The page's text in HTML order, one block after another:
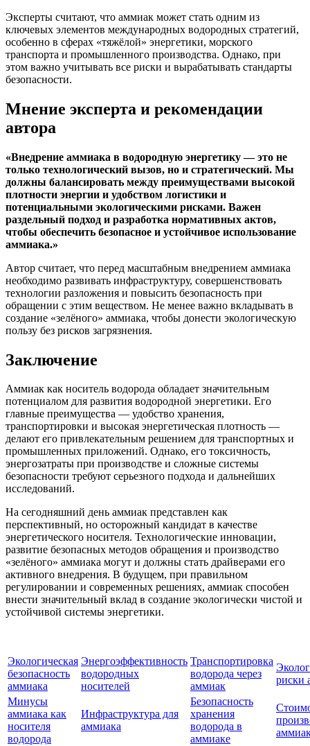
Эксперты считают, что аммиак может стать одним из
ключевых элементов международных водородных стратегий,
особенно в сферах «тяжёлой» энергетики, морского
транспорта и промышленного производства. Однако, при
этом важно учитывать все риски и вырабатывать стандарты
безопасности.
Мнение эксперта и рекомендации
автора
«Внедрение аммиака в водородную энергетику — это не
только технологический вызов, но и стратегический. Мы
должны балансировать между преимуществами высокой
плотности энергии и удобством логистики и
потенциальными экологическими рисками. Важен
раздельный подход и разработка нормативных актов,
чтобы обеспечить безопасное и устойчивое использование
аммиака.»
Автор считает, что перед масштабным внедрением аммиака
необходимо развивать инфраструктуру, совершенствовать
технологии разложения и повысить безопасность при
обращении с этим веществом. Не менее важно вкладывать в
создание «зелёного» аммиака, чтобы донести экологическую
пользу без рисков загрязнения.
Заключение
Аммиак как носитель водорода обладает значительным
потенциалом для развития водородной энергетики. Его
главные преимущества — удобство хранения,
транспортировки и высокая энергетическая плотность —
делают его привлекательным решением для транспортных и
промышленных приложений. Однако, его токсичность,
энергозатраты при производстве и сложные системы
безопасности требуют серьезного подхода и дальнейших
исследований.
На сегодняшний день аммиак представлен как
перспективный, но осторожный кандидат в качестве
энергетического носителя. Технологические инновации,
развитие безопасных методов обращения и производство
«зелёного» аммиака могут и должны стать драйверами его
активного внедрения. В будущем, при правильном
регулировании и современных решениях, аммиак способен
внести значительный вклад в создание экологически чистой и
устойчивой системы энергетики.
Экологическая
безопасность
аммиака
Энергоэффективность
водородных
носителей
Транспортировка
водорода через
аммиак
риски
Минусы
аммиака как
носителя
водорода
Инфраструктура для
аммиака
Безопасность
хранения
водорода в
аммиаке